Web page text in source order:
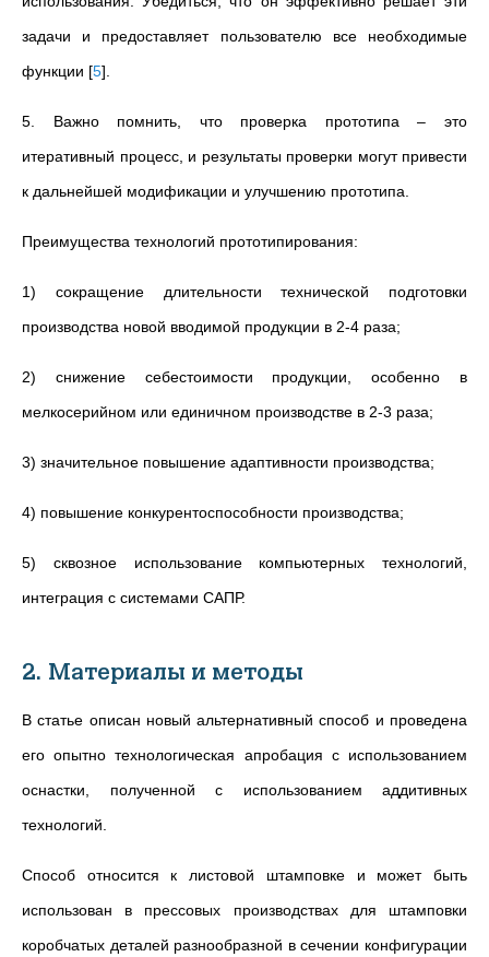
задачи и предоставляет пользователю все необходимые
функции [5]
5. Важно помнить, что проверка прототипа – это
итеративный процесс, и результаты проверки могут привести
к дальнейшей модификации и улучшению прототипа.
Преимущества технологий прототипирования:
1) сокращение длительности технической подготовки
производства новой вводимой продукции в 2-4 раза;
2) снижение себестоимости продукции, особенно в
мелкосерийном или единичном производстве в 2-3 раза;
3) значительное повышение адаптивности производства;
4) повышение конкурентоспособности производства;
5) сквозное использование компьютерных технологий,
интеграция с системами САПР.
2. Материалы и методы
В статье описан новый альтернативный способ и проведена
его опытно технологическая апробация с использованием
оснастки, полученной с использованием аддитивных
технологий.
Способ относится к листовой штамповке и может быть
использован в прессовых производствах для штамповки
коробчатых деталей разнообразной в сечении конфигурации